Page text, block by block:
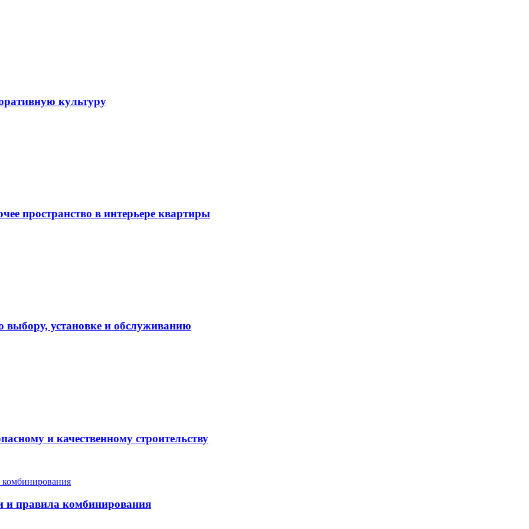
культуру
пространство в интерьере квартиры
выбору, установке и обслуживанию
и качественному строительству
и правила комбинирования